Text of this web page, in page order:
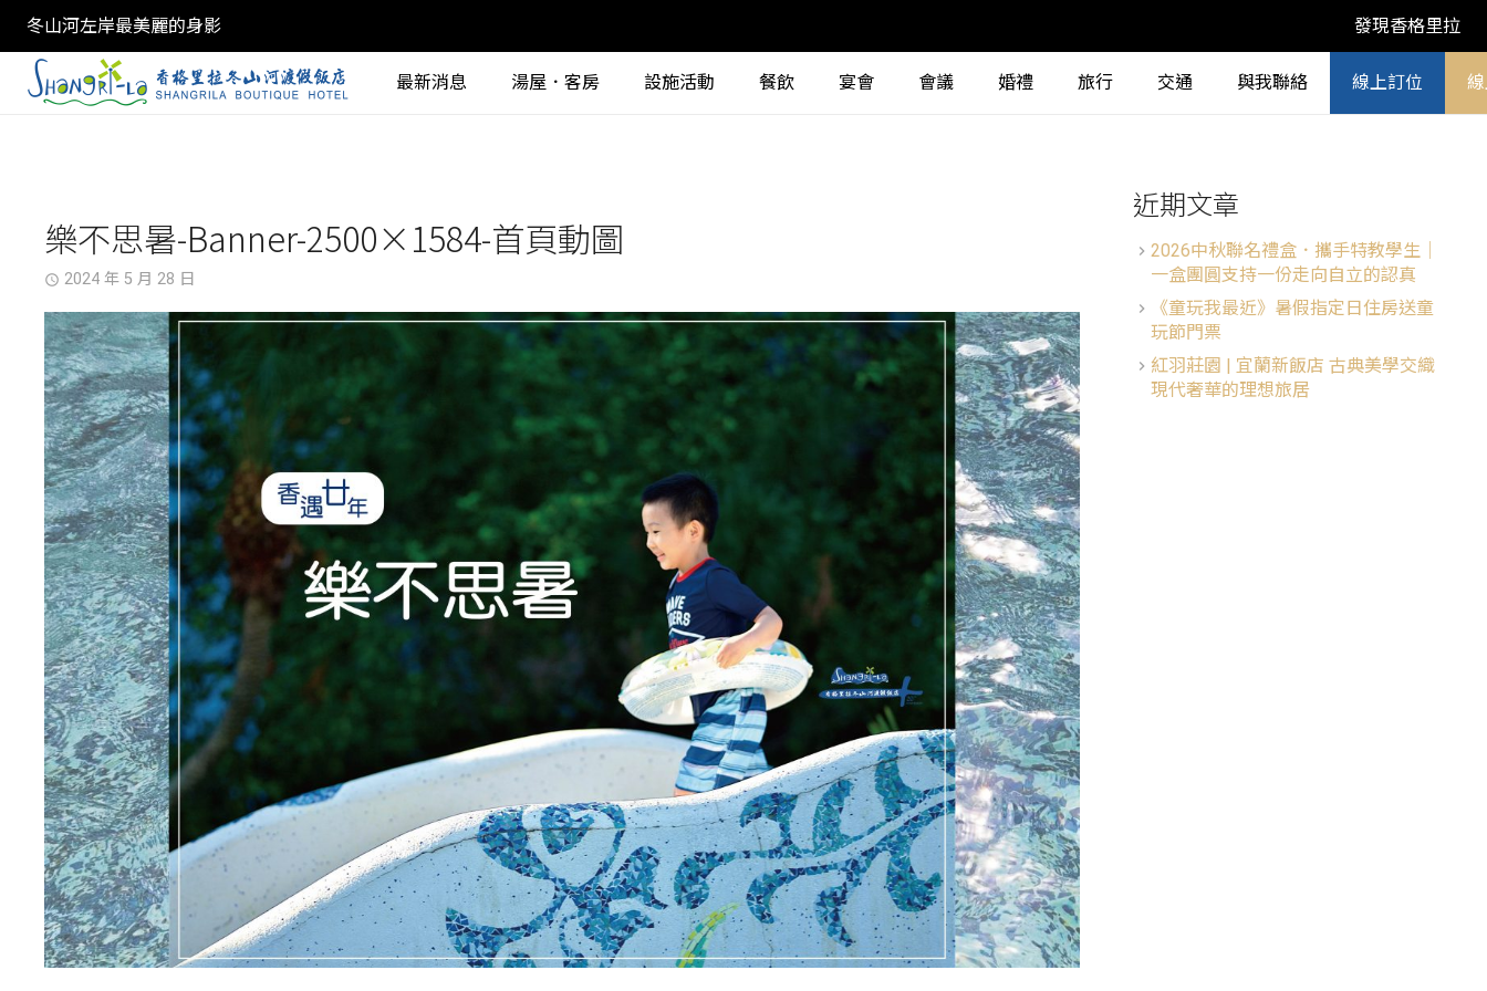
冬山河左岸最美麗的身影 發現香格里拉
最新消息 湯屋．客房 設施活動 餐飲 宴會 會議 婚禮 旅行 交通 與我聯絡 線上訂位
樂不思暑-Banner-2500×1584-首頁動圖
access_time 2024 年 5 月 28 日
近期文章
2026中秋聯名禮盒．攜手特教學生│
一盒團圓支持一份走向自立的認真
《童玩我最近》暑假指定日住房送童
玩節門票
紅羽莊園 | 宜蘭新飯店 古典美學交織
現代奢華的理想旅居